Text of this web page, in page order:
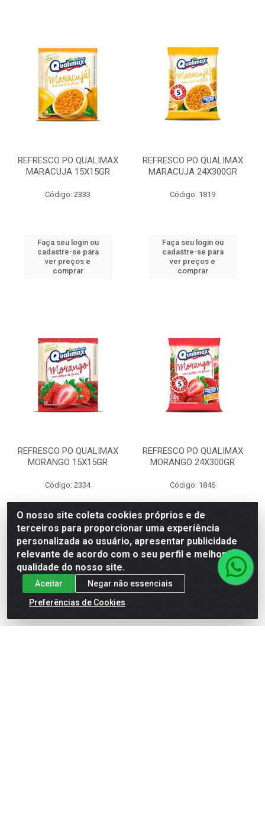
REFRESCO PO QUALIMAX
MARACUJA 15X15GR
Código: 2333
Faça seu login ou
cadastre-se para
ver preços e
comprar
REFRESCO PO QUALIMAX
MARACUJA 24X300GR
Código: 1819
Faça seu login ou
cadastre-se para
ver preços e
comprar
REFRESCO PO QUALIMAX
MORANGO 15X15GR
Código: 2334
Faça seu login ou
cadastre-se para
ver preços e
comprar
REFRESCO PO QUALIMAX
MORANGO 24X300GR
Código: 1846
Faça seu login ou
cadastre-se para
ver preços e
O nosso site coleta cookies próprios e de
terceiros para proporcionar uma experiência
personalizada ao usuário, apresentar publicidade
relevante de acordo com o seu perfil e melhorar a
qualidade do nosso site.
Aceitar
Negar não essenciais
Preferências de Cookies